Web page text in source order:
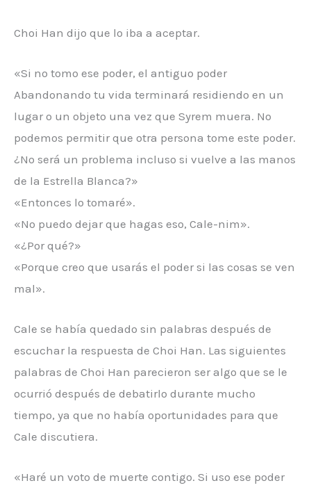
Choi Han dijo que lo iba a aceptar.
«Si no tomo ese poder, el antiguo poder
Abandonando tu vida terminará residiendo en un
lugar o un objeto una vez que Syrem muera. No
podemos permitir que otra persona tome este poder.
¿No será un problema incluso si vuelve a las manos
de la Estrella Blanca?»
«Entonces lo tomaré».
«No puedo dejar que hagas eso, Cale-nim».
«¿Por qué?»
«Porque creo que usarás el poder si las cosas se ven
mal».
Cale se había quedado sin palabras después de
escuchar la respuesta de Choi Han. Las siguientes
palabras de Choi Han parecieron ser algo que se le
ocurrió después de debatirlo durante mucho
tiempo, ya que no había oportunidades para que
Cale discutiera.
«Haré un voto de muerte contigo. Si uso ese poder